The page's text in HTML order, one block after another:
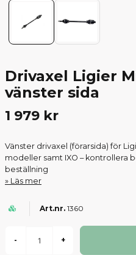
Drivaxel Ligier
vänster sida
1 979 kr
Vänster drivaxel (förarsida) för
modeller samt IXO – kontrollera
beställning
Läs mer
1360
- +